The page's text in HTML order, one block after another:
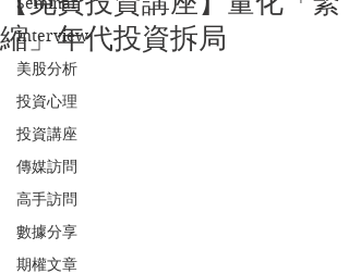
Interview
美股分析
投資心理
投資講座
傳媒訪問
高手訪問
數據分享
期權文章
縮」年代投資拆局